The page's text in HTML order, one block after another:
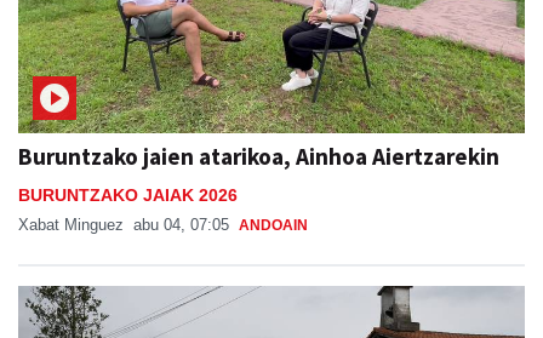
Buruntzako jaien atarikoa, Ainhoa Aiertzarekin
BURUNTZAKO JAIAK 2026
Xabat Minguez abu 04, 07:05 ANDOAIN